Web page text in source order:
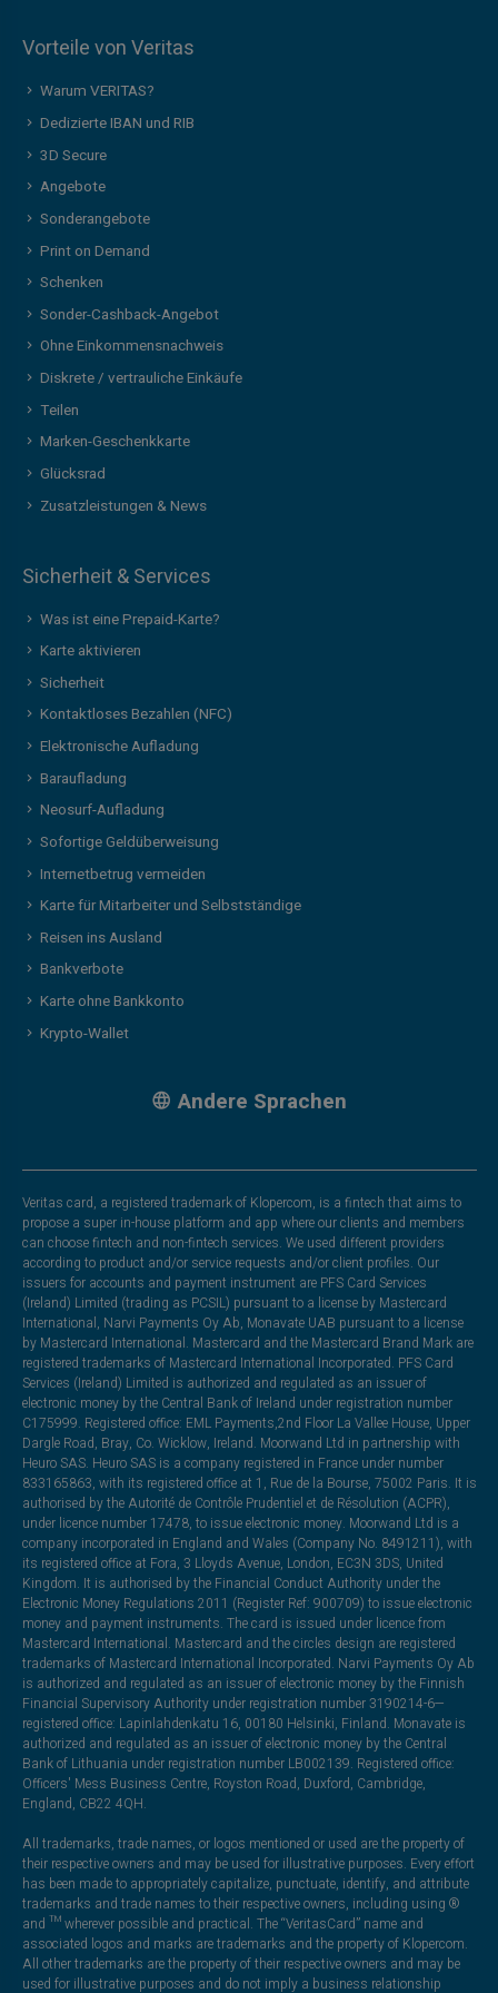
Vorteile von Veritas
Warum VERITAS?
Dedizierte IBAN und RIB
3D Secure
Angebote
Sonderangebote
Print on Demand
Schenken
Sonder-Cashback-Angebot
Ohne Einkommensnachweis
Diskrete / vertrauliche Einkäufe
Teilen
Marken-Geschenkkarte
Glücksrad
Zusatzleistungen & News
Sicherheit & Services
Was ist eine Prepaid-Karte?
Karte aktivieren
Sicherheit
Kontaktloses Bezahlen (NFC)
Elektronische Aufladung
Baraufladung
Neosurf-Aufladung
Sofortige Geldüberweisung
Internetbetrug vermeiden
Karte für Mitarbeiter und Selbstständige
Reisen ins Ausland
Bankverbote
Karte ohne Bankkonto
Krypto-Wallet
Andere Sprachen
Veritas card, a registered trademark of Klopercom, is a fintech that aims to
propose a super in-house platform and app where our clients and members
can choose fintech and non-fintech services. We used different providers
according to product and/or service requests and/or client profiles. Our
issuers for accounts and payment instrument are PFS Card Services
(Ireland) Limited (trading as PCSIL) pursuant to a license by Mastercard
International, Narvi Payments Oy Ab, Monavate UAB pursuant to a license
by Mastercard International. Mastercard and the Mastercard Brand Mark are
registered trademarks of Mastercard International Incorporated. PFS Card
Services (Ireland) Limited is authorized and regulated as an issuer of
electronic money by the Central Bank of Ireland under registration number
C175999. Registered office: EML Payments,2nd Floor La Vallee House, Upper
Dargle Road, Bray, Co. Wicklow, Ireland. Moorwand Ltd in partnership with
Heuro SAS. Heuro SAS is a company registered in France under number
833165863, with its registered office at 1, Rue de la Bourse, 75002 Paris. It is
authorised by the Autorité de Contrôle Prudentiel et de Résolution (ACPR),
under licence number 17478, to issue electronic money. Moorwand Ltd is a
company incorporated in England and Wales (Company No. 8491211), with
its registered office at Fora, 3 Lloyds Avenue, London, EC3N 3DS, United
Kingdom. It is authorised by the Financial Conduct Authority under the
Electronic Money Regulations 2011 (Register Ref: 900709) to issue electronic
money and payment instruments. The card is issued under licence from
Mastercard International. Mastercard and the circles design are registered
trademarks of Mastercard International Incorporated. Narvi Payments Oy Ab
is authorized and regulated as an issuer of electronic money by the Finnish
Financial Supervisory Authority under registration number 3190214-6—
registered office: Lapinlahdenkatu 16, 00180 Helsinki, Finland. Monavate is
authorized and regulated as an issuer of electronic money by the Central
Bank of Lithuania under registration number LB002139. Registered office:
Officers' Mess Business Centre, Royston Road, Duxford, Cambridge,
England, CB22 4QH.
All trademarks, trade names, or logos mentioned or used are the property of
their respective owners and may be used for illustrative purposes. Every effort
has been made to appropriately capitalize, punctuate, identify, and attribute
trademarks and trade names to their respective owners, including using ®
and ™ wherever possible and practical. The “VeritasCard” name and
associated logos and marks are trademarks and the property of Klopercom.
All other trademarks are the property of their respective owners and may be
used for illustrative purposes and do not imply a business relationship